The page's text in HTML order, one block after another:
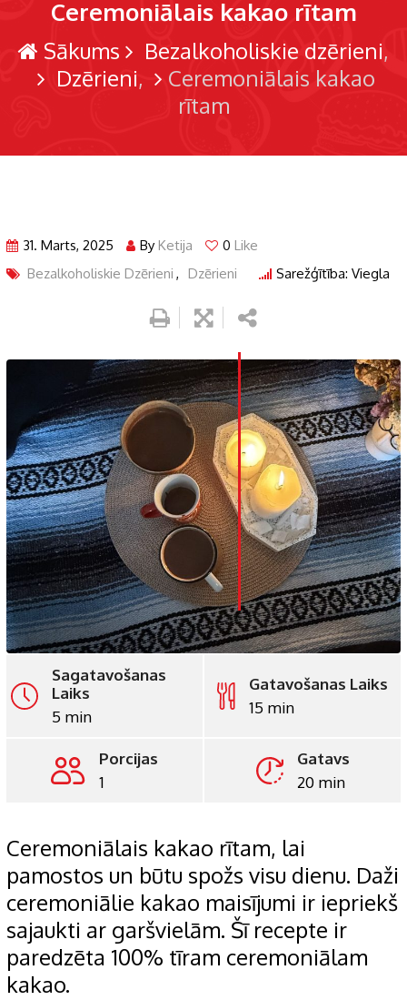
Ceremoniālais kakao rītam
Sākums
Bezalkoholiskie dzērieni
Dzērieni
Ceremoniālais kakao
rītam
31. Marts, 2025 By Ketija 0 Like
Bezalkoholiskie Dzērieni , Dzērieni Sarežģītība: Viegla
LinkedIn
Whatsapp
Pinterest
Print
Sagatavošanas
Laiks
5 min
Gatavošanas Laiks
15 min
Porcijas
1
Gatavs
20 min
Ceremoniālais kakao rītam, lai
pamostos un būtu spožs visu dienu. Daži
ceremoniālie kakao maisījumi ir iepriekš
sajaukti ar garšvielām. Šī recepte ir
paredzēta 100% tīram ceremoniālam
kakao.